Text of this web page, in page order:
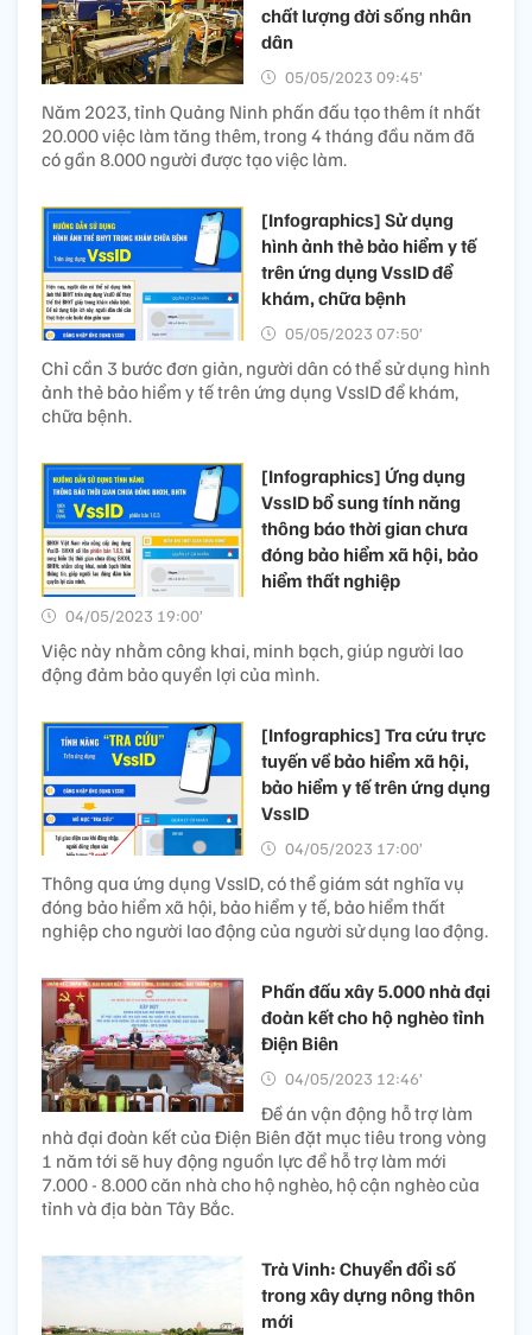
chất lượng đời sống nhân
dân
05/05/2023 09:45’
Năm 2023, tỉnh Quảng Ninh phấn đấu tạo thêm ít nhất
20.000 việc làm tăng thêm, trong 4 tháng đầu năm đã
có gần 8.000 người được tạo việc làm.
[Infographics] Sử dụng
hình ảnh thẻ bảo hiểm y tế
trên ứng dụng VssID để
khám, chữa bệnh
05/05/2023 07:50’
Chỉ cần 3 bước đơn giản, người dân có thể sử dụng hình
ảnh thẻ bảo hiểm y tế trên ứng dụng VssID để khám,
chữa bệnh.
[Infographics] Ứng dụng
VssID bổ sung tính năng
thông báo thời gian chưa
đóng bảo hiểm xã hội, bảo
hiểm thất nghiệp
04/05/2023 19:00’
Việc này nhằm công khai, minh bạch, giúp người lao
động đảm bảo quyền lợi của mình.
[Infographics] Tra cứu trực
tuyến về bảo hiểm xã hội,
bảo hiểm y tế trên ứng dụng
VssID
04/05/2023 17:00’
Thông qua ứng dụng VssID, có thể giám sát nghĩa vụ
đóng bảo hiểm xã hội, bảo hiểm y tế, bảo hiểm thất
nghiệp cho người lao động của người sử dụng lao động.
Phấn đấu xây 5.000 nhà đại
đoàn kết cho hộ nghèo tỉnh
Điện Biên
04/05/2023 12:46’
Đề án vận động hỗ trợ làm
nhà đại đoàn kết của Điện Biên đặt mục tiêu trong vòng
1 năm tới sẽ huy động nguồn lực để hỗ trợ làm mới
7.000 - 8.000 căn nhà cho hộ nghèo, hộ cận nghèo của
tỉnh và địa bàn Tây Bắc.
Trà Vinh: Chuyển đổi số
trong xây dựng nông thôn
mới